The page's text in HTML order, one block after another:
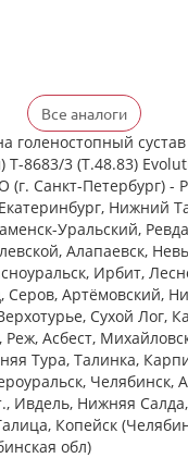
Все аналоги
голеностопный
Т-8683/3 (Т.48.83)
Санкт-Петербург) -
Нижний
Уральский,
Алапаевск,
Ирбит,
Серов, Артёмовский,
Сухой Лог,
Реж, Асбест,
Тура, Талинка,
Челябинск,
Ивдель, Нижняя
Копейск
обл)